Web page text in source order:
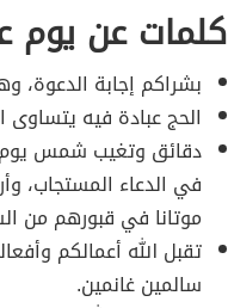
كلمات عن يوم
بشراكم إجابة الدعوة،
الحج عبادة فيه يتساوى
دقائق وتغيب شمس يوم
في الدعاء المستجاب،
موتانا في قبورهم من
تقبل الله أعمالكم
سالمين غانمين.